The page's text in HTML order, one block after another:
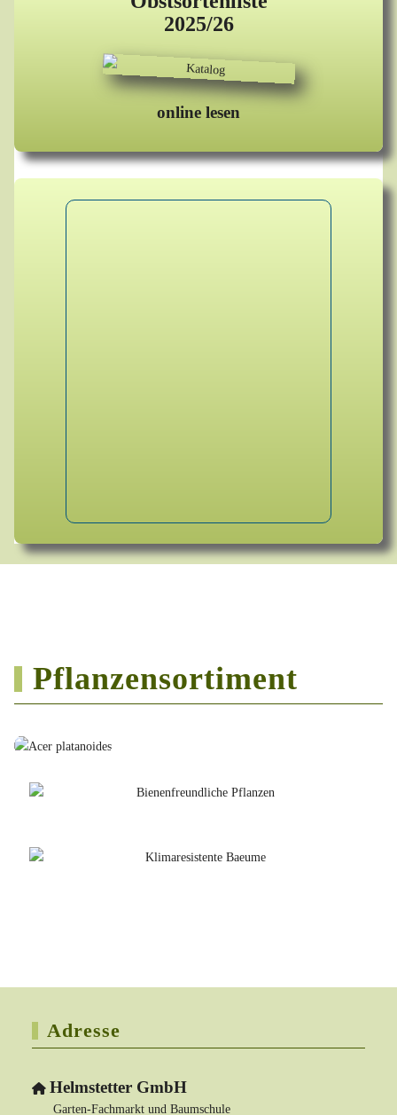
2025/26
online lesen
Pflanzensortiment
Adresse
Helmstetter GmbH
Garten-Fachmarkt und Baumschule